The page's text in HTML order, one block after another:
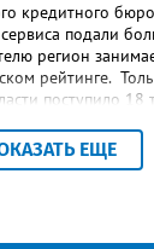
кредитного
подали
регион
рейтинге.
поступило 18
им взаймы
89 тысяч за
ЕЩЕ